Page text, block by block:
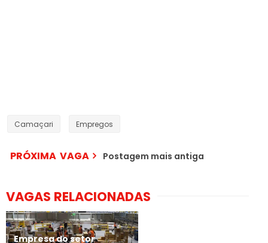
Camaçari Empregos
PRÓXIMA VAGA Postagem mais antiga
VAGAS RELACIONADAS
Empresa do setor